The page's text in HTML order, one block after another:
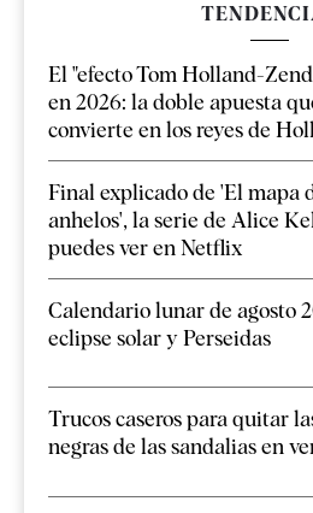
El "efecto Tom Holland-
en 2026: la doble apuesta
convierte en los reyes de
Final explicado de 'El mapa
anhelos', la serie de Alice
puedes ver en Netflix
Calendario lunar de agosto
eclipse solar y Perseidas
Trucos caseros para quitar
negras de las sandalias en